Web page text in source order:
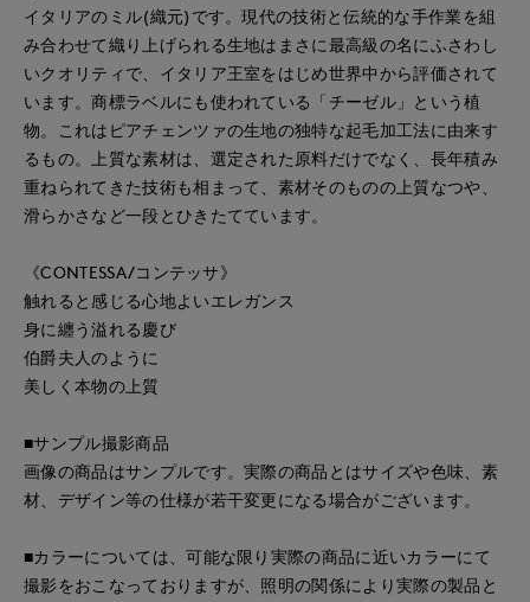
イタリアのミル(織元)です。現代の技術と伝統的な手作業を組
み合わせて織り上げられる生地はまさに最高級の名にふさわし
いクオリティで、イタリア王室をはじめ世界中から評価されて
います。商標ラベルにも使われている「チーゼル」という植
物。これはピアチェンツァの生地の独特な起毛加工法に由来す
るもの。上質な素材は、選定された原料だけでなく、長年積み
重ねられてきた技術も相まって、素材そのものの上質なつや、
滑らかさなど一段とひきたてています。
《CONTESSA/コンテッサ》
触れると感じる心地よいエレガンス
身に纏う溢れる慶び
伯爵夫人のように
美しく本物の上質
■サンプル撮影商品
画像の商品はサンプルです。実際の商品とはサイズや色味、素
材、デザイン等の仕様が若干変更になる場合がございます。
■カラーについては、可能な限り実際の商品に近いカラーにて
撮影をおこなっておりますが、照明の関係により実際の製品と